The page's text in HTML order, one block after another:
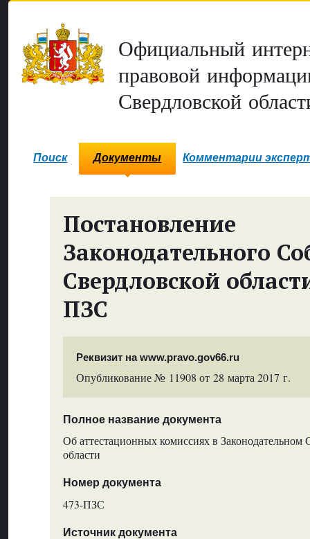
Официальный
правовой
Свердловской
Поиск Документы Комментарии
Постановление
Законодательного
Свердловской
ПЗС
Реквизит на www.pravo.gov66.ru
Опубликование № 11908 от 28 марта 2017 г.
Полное название документа
Об аттестационных комиссиях в Законодательном
области
Номер документа
473-ПЗС
Источник документа